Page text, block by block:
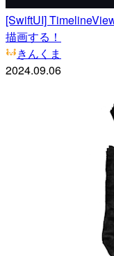
[SwiftUI]
描画する！
きんくま
2024.09.06